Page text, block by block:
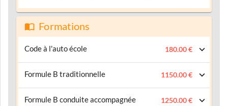
Formations
Code à l'auto école 180.00 €
Formule B traditionnelle 1150.00 €
Formule B conduite accompagnée 1250.00 €